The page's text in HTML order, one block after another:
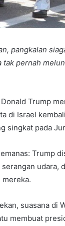
pangkalan
pernah
Trump
di Israel
singkat pada
Trump
udara,
mereka.
suasana
membuat